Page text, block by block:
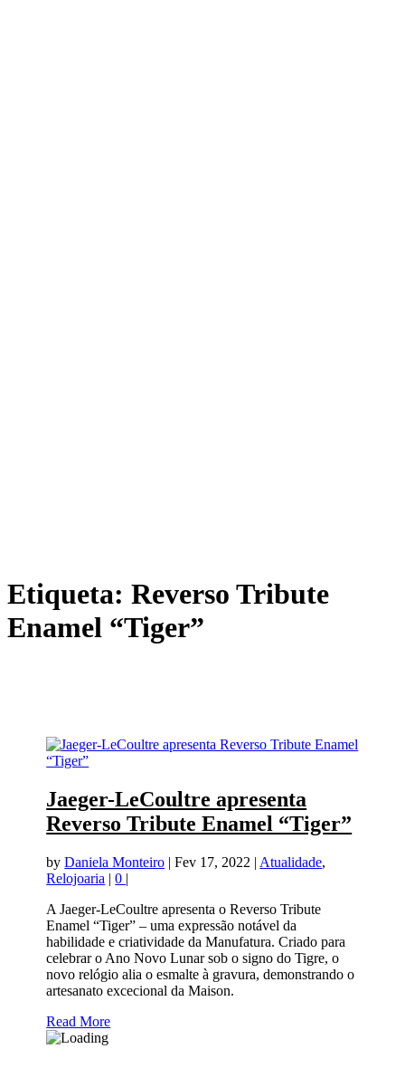
Etiqueta: Reverso Tribute
Enamel “Tiger”
Jaeger-LeCoultre apresenta
Reverso Tribute Enamel “Tiger”
byDaniela Monteiro |Fev 17, 2022 | Atualidade,
Relojoaria |0 |
A Jaeger-LeCoultre apresenta o Reverso Tribute
Enamel “Tiger” – uma expressão notável da
habilidade e criatividade da Manufatura. Criado para
celebrar o Ano Novo Lunar sob o signo do Tigre, o
novo relógio alia o esmalte à gravura, demonstrando o
artesanato excecional da Maison.
Read More